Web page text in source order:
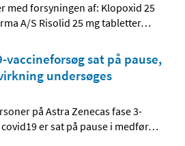
med forsyningen af: Klopoxid 25
A/S Risolid 25 mg tabletter…
vaccineforsøg sat på pause,
undersøges
på Astra Zenecas fase 3-
er sat på pause i medfør…